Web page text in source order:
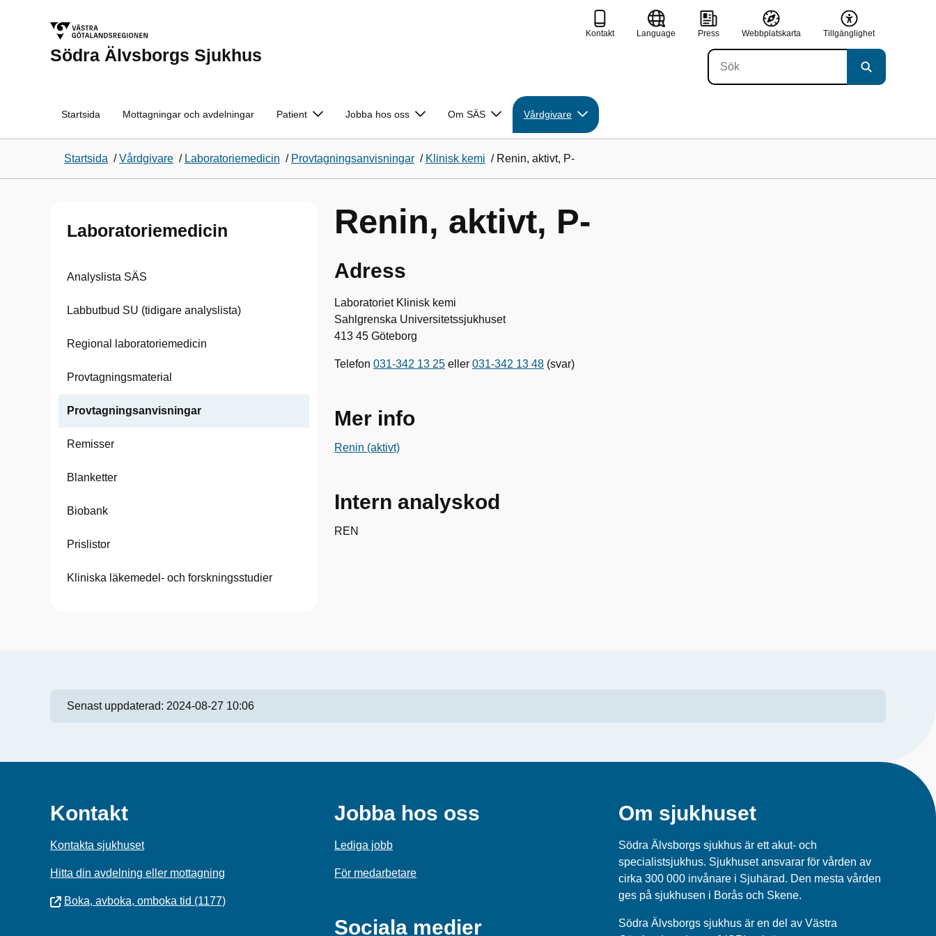
Södra Älvsborgs Sjukhus
Kontakt Language Press Webbplatskarta Tillgänglighet
Startsida Mottagningar och avdelningar Patient Jobba hos oss Om SÄS Vårdgivare
Startsida /Vårdgivare / Laboratoriemedicin / Provtagningsanvisningar / Klinisk kemi / Renin, aktivt, P-
Laboratoriemedicin
Analyslista SÄS
Labbutbud SU (tidigare analyslista)
Regional laboratoriemedicin
Provtagningsmaterial
Provtagningsanvisningar
Remisser
Blanketter
Biobank
Prislistor
Kliniska läkemedel- och forskningsstudier
Renin, aktivt, P-
Adress
Laboratoriet Klinisk kemi
Sahlgrenska Universitetssjukhuset
413 45 Göteborg
Telefon 031-342 13 25 eller 031-342 13 48 (svar)
Mer info
Renin (aktivt)
Intern analyskod
REN
Senast uppdaterad: 2024-08-27 10:06
Kontakt
Kontakta sjukhuset
Hitta din avdelning eller mottagning
Boka, avboka, omboka tid (1177)
Jobba hos oss
Lediga jobb
För medarbetare
Sociala medier
Om sjukhuset
Södra Älvsborgs sjukhus är ett akut- och
specialistsjukhus. Sjukhuset ansvarar för vården av
cirka 300 000 invånare i Sjuhärad. Den mesta vården
ges på sjukhusen i Borås och Skene.
Södra Älvsborgs sjukhus är en del av Västra